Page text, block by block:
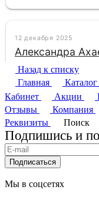
Назад к списку
Главная
Каталог
Кабинет
Акции
Отзывы
Компания
Реквизиты
Поиск
Подпишись и
Подписаться
Мы в соцсетях